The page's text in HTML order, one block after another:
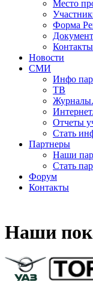
Место
Форма
Контакты
Новости
СМИ
Инфо
ТВ
Отчеты
Стать
Партнеры
Наши
Стать
Форум
Контакты
Наши